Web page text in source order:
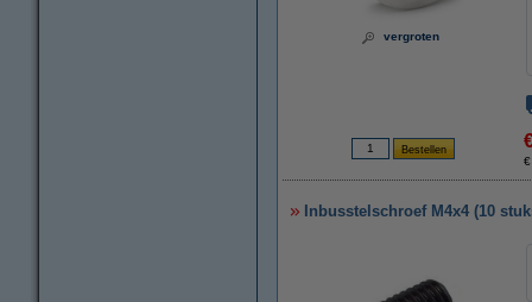
vergroten
Inbusstelschroef M4x4 (10